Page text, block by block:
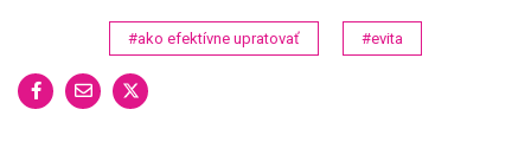
#ako efektívne upratovať #evita